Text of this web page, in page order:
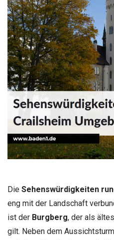
Die Sehenswürdigkeiten
eng mit der Landschaft
ist der Burgberg, der als
gilt. Neben dem